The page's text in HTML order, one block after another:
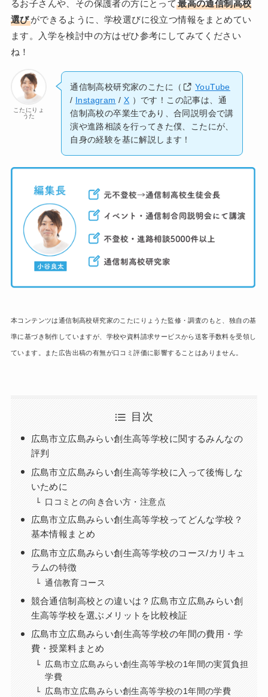
るお子さんや、その保護者の方にとって最高の通信制高校
選びができるように、学校選びに役立つ情報をまとめてい
ます。入学を検討中の方はぜひ参考にしてみてください
ね！
こたにりょ
うた
通信制高校研究家のこたに（
YouTube
/ Instagram / X ）です！この記事は、通
信制高校の卒業生であり、合同説明会で講
演や進路相談を行ってきた僕、こたにが、
自身の経験を基に解説します！
本コンテンツは通信制高校研究家のこたにりょうた監修・調査のもと、独自の基
準に基づき制作していますが、学校や資料請求サービスから送客手数料を受領し
ています。また広告出稿の有無が口コミ評価に影響することはありません。
目次
広島市立広島みらい創生高等学校に関するみんなの
評判
広島市立広島みらい創生高等学校に入って後悔しな
いために
口コミとの向き合い方・注意点
広島市立広島みらい創生高等学校ってどんな学校？
基本情報まとめ
広島市立広島みらい創生高等学校のコース/カリキュ
ラムの特徴
通信教育コース
競合通信制高校との違いは？広島市立広島みらい創
生高等学校を選ぶメリットを比較検証
広島市立広島みらい創生高等学校の年間の費用・学
費・授業料まとめ
広島市立広島みらい創生高等学校の1年間の実質負担
学費
広島市立広島みらい創生高等学校の1年間の学費